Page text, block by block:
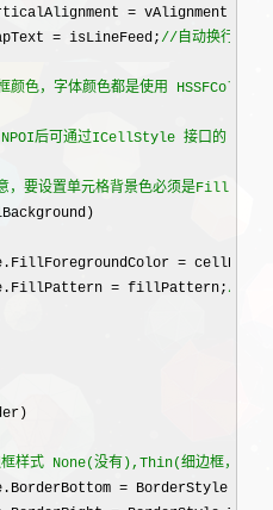
= vAlignment;
= isLineFeed;
// 自动换行
颜色，字体颜色都是使用 HSSFColor
了NPOI后可通过ICellStyle 接口的
意，要设置单元格背景色必须是
=
= fillPattern;
//
框样式 None(没有),Thin(细边框，
=